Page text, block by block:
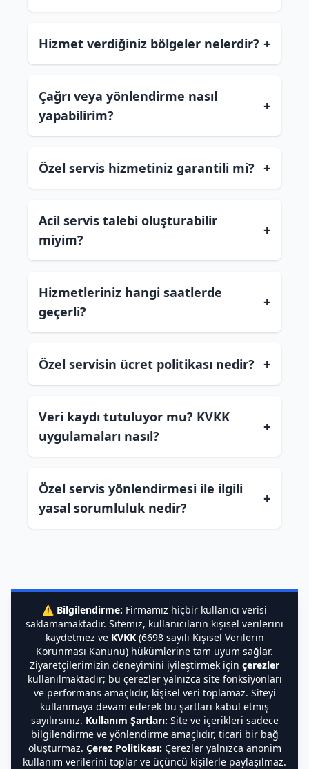
Hizmet verdiğiniz bölgeler nelerdir? +
Çağrı veya yönlendirme nasıl
yapabilirim?
+
Özel servis hizmetiniz garantili mi? +
Acil servis talebi oluşturabilir
miyim?
+
Hizmetleriniz hangi saatlerde
geçerli?
+
Özel servisin ücret politikası nedir? +
Veri kaydı tutuluyor mu? KVKK
uygulamaları nasıl?
+
Özel servis yönlendirmesi ile ilgili
yasal sorumluluk nedir?
+
⚠️ Bilgilendirme: Firmamız hiçbir kullanıcı verisi
saklamamaktadır. Sitemiz, kullanıcıların kişisel verilerini
kaydetmez ve KVKK(6698 sayılı Kişisel Verilerin
Korunması Kanunu) hükümlerine tam uyum sağlar.
Ziyaretçilerimizin deneyimini iyileştirmek için çerezler
kullanılmaktadır; bu çerezler yalnızca site fonksiyonları
ve performans amaçlıdır, kişisel veri toplamaz. Siteyi
kullanmaya devam ederek bu şartları kabul etmiş
sayılırsınız. Kullanım Şartları: Site ve içerikleri sadece
bilgilendirme ve yönlendirme amaçlıdır, ticari bir bağ
oluşturmaz. Çerez Politikası: Çerezler yalnızca anonim
kullanım verilerini toplar ve üçüncü kişilerle paylaşılmaz.